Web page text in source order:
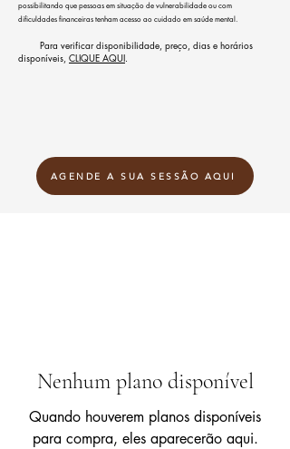
possibilitando que pessoas em situação de vulnerabilidade ou com
dificuldades financeiras tenham acesso ao cuidado em saúde mental.
Para verificar disponibilidade, preço, dias e horários
disponíveis, CLIQUE AQUI.
AGENDE A SUA SESSÃO AQUI
Nenhum plano disponível
Quando houverem planos disponíveis
para compra, eles aparecerão aqui.